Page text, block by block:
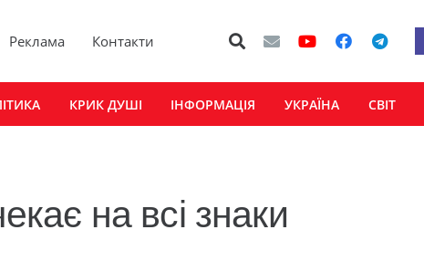
Реклама Контакти
КРИК ДУШІ ІНФОРМАЦІЯ УКРАЇНА СВІТ
на всі знаки